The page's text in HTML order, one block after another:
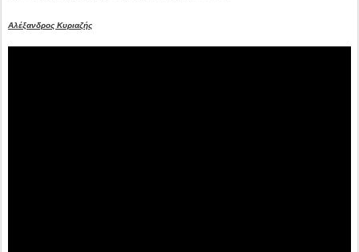
Αλέξανδρος Κυριαζής